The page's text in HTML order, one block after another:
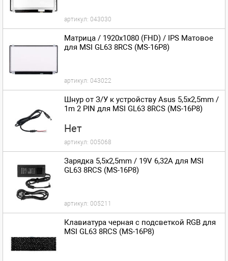
артикул: 043030
Матрица / 1920x1080 (FHD) / IPS Матовое
для MSI GL63 8RCS (MS-16P8)
артикул: 043022
Шнур от З/У к устройству Asus 5,5x2,5mm /
1m 2 PIN для MSI GL63 8RCS (MS-16P8)
Нет
артикул: 005068
Зарядка 5,5x2,5mm / 19V 6,32A для MSI
GL63 8RCS (MS-16P8)
артикул: 005211
Клавиатура черная с подсветкой RGB для
MSI GL63 8RCS (MS-16P8)